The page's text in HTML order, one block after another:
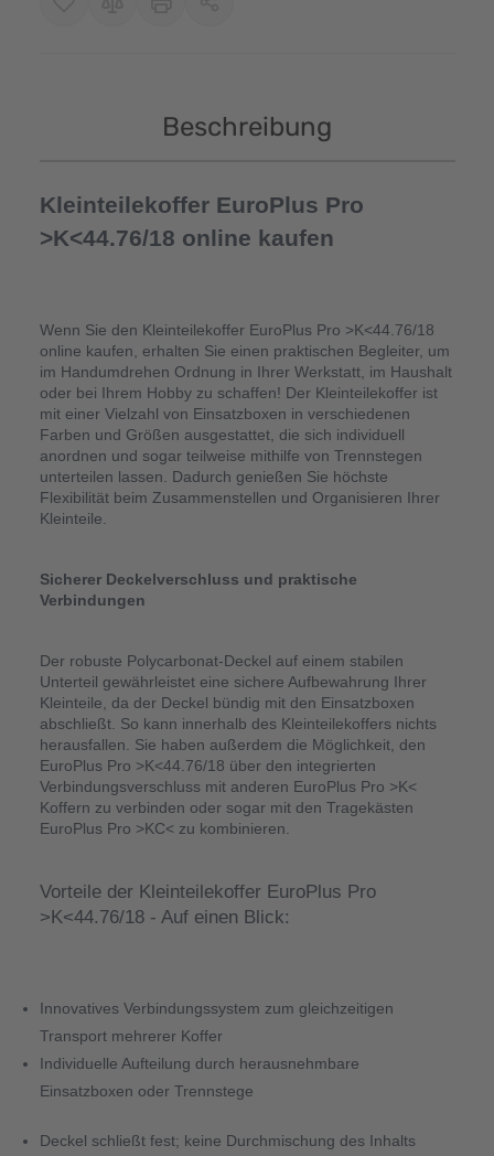
Beschreibung
Kleinteilekoffer EuroPlus Pro
>K<44.76/18 online kaufen
Wenn Sie den Kleinteilekoffer EuroPlus Pro >K<44.76/18
online kaufen, erhalten Sie einen praktischen Begleiter, um
im Handumdrehen Ordnung in Ihrer Werkstatt, im Haushalt
oder bei Ihrem Hobby zu schaffen! Der Kleinteilekoffer ist
mit einer Vielzahl von Einsatzboxen in verschiedenen
Farben und Größen ausgestattet, die sich individuell
anordnen und sogar teilweise mithilfe von Trennstegen
unterteilen lassen. Dadurch genießen Sie höchste
Flexibilität beim Zusammenstellen und Organisieren Ihrer
Kleinteile.
Sicherer Deckelverschluss und praktische
Verbindungen
Der robuste Polycarbonat-Deckel auf einem stabilen
Unterteil gewährleistet eine sichere Aufbewahrung Ihrer
Kleinteile, da der Deckel bündig mit den Einsatzboxen
abschließt. So kann innerhalb des Kleinteilekoffers nichts
herausfallen. Sie haben außerdem die Möglichkeit, den
EuroPlus Pro >K<44.76/18 über den integrierten
Verbindungsverschluss mit anderen EuroPlus Pro >K<
Koffern zu verbinden oder sogar mit den Tragekästen
EuroPlus Pro >KC< zu kombinieren.
Vorteile der Kleinteilekoffer EuroPlus Pro
>K<44.76/18 - Auf einen Blick:
Innovatives Verbindungssystem zum gleichzeitigen
Transport mehrerer Koffer
Individuelle Aufteilung durch herausnehmbare
Einsatzboxen oder Trennstege
Deckel schließt fest; keine Durchmischung des Inhalts